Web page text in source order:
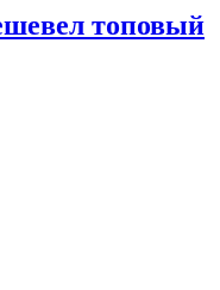
топовый